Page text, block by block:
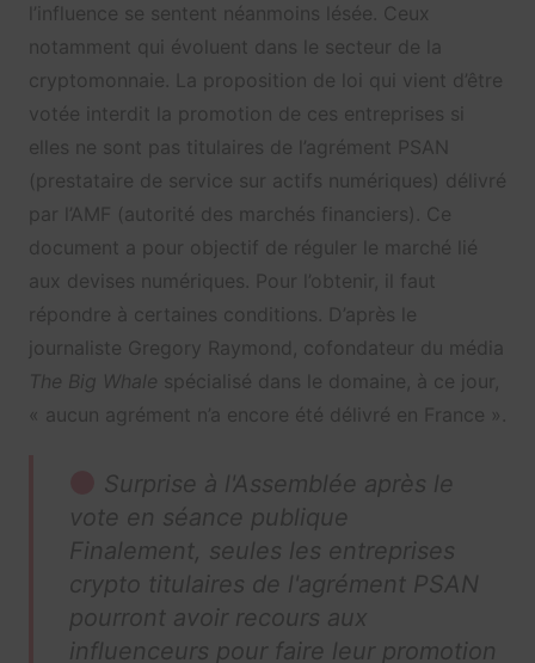
l’influence se sentent néanmoins lésée. Ceux
notamment qui évoluent dans le secteur de la
cryptomonnaie. La proposition de loi qui vient d’être
votée interdit la promotion de ces entreprises si
elles ne sont pas titulaires de l’agrément PSAN
(prestataire de service sur actifs numériques) délivré
par l’AMF (autorité des marchés financiers). Ce
document a pour objectif de réguler le marché lié
aux devises numériques. Pour l’obtenir, il faut
répondre à certaines conditions. D’après le
journaliste Gregory Raymond, cofondateur du média
The Big Whale spécialisé dans le domaine, à ce jour,
« aucun agrément n’a encore été délivré en France »
Surprise à l'Assemblée après le
vote en séance publique
Finalement, seules les entreprises
crypto titulaires de l'agrément PSAN
pourront avoir recours aux
influenceurs pour faire leur promotion